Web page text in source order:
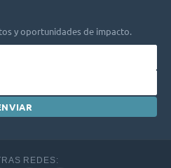
y oportunidades de impacto.
REDES: